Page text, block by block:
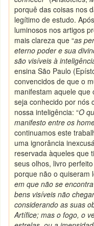
porquê das coisas nos
legítimo de estudo.
luminosos nos artigos
mais clareza que “as
eterno poder e sua
são visíveis à
ensina São Paulo
convencidos de que o
manifestam aquele que
seja conhecido por nós
nossa inteligência: “O
manifesto entre os
continuamos este
uma ignorância
reservada àqueles que
seus olhos, livro
porque não o quiseram
em que não se
bens visíveis não
considerando as suas
Artífice; mas o fogo, o